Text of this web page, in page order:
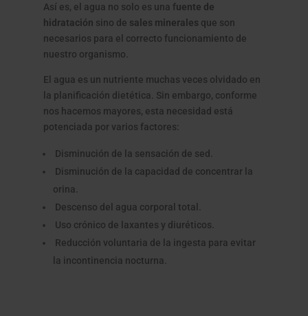
Así es, el agua no solo es una fuente de
hidratación sino de sales minerales que son
necesarios para el correcto funcionamiento de
nuestro organismo.
El agua es un nutriente muchas veces olvidado en
la planificación dietética. Sin embargo, conforme
nos hacemos mayores, esta necesidad está
potenciada por varios factores:
Disminución de la sensación de sed.
Disminución de la capacidad de concentrar la
orina.
Descenso del agua corporal total.
Uso crónico de laxantes y diuréticos.
Reducción voluntaria de la ingesta para evitar
la incontinencia nocturna.